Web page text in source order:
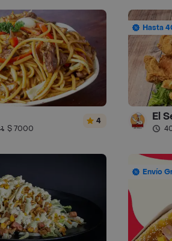
$ 7000
4
Hasta
El
Envío